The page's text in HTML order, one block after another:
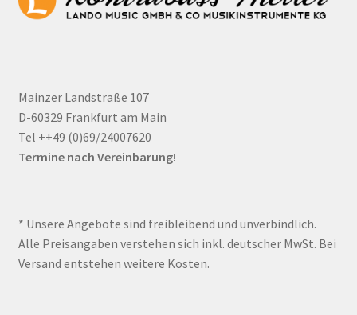
Mainzer Landstraße 107
D-60329 Frankfurt am Main
Tel ++49 (0)69/24007620
Termine nach Vereinbarung!
* Unsere Angebote sind freibleibend und unverbindlich.
Alle Preisangaben verstehen sich inkl. deutscher MwSt. Bei
Versand entstehen weitere Kosten.